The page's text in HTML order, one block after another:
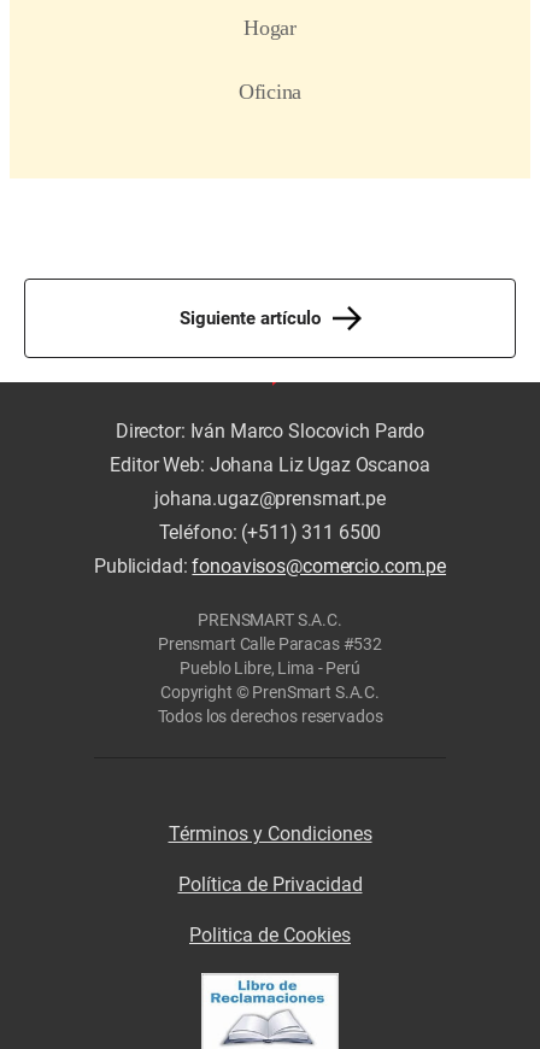
Siguiente artículo
Director: Iván Marco Slocovich Pardo
Editor Web: Johana Liz Ugaz Oscanoa
johana.ugaz@prensmart.pe
Teléfono: (+511) 311 6500
Publicidad:fonoavisos@comercio.com.pe
PRENSMART S.A.C.
Prensmart Calle Paracas #532
Pueblo Libre, Lima - Perú
Copyright © PrenSmart S.A.C.
Todos los derechos reservados
Términos y Condiciones
Política de Privacidad
Politica de Cookies